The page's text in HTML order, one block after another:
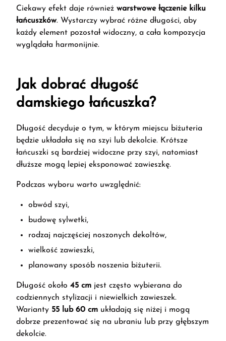
Ciekawy efekt daje również warstwowe łączenie kilku
łańcuszków. Wystarczy wybrać różne długości, aby
każdy element pozostał widoczny, a cała kompozycja
wyglądała harmonijnie.
Jak dobrać długość
damskiego łańcuszka?
Długość decyduje o tym, w którym miejscu biżuteria
będzie układała się na szyi lub dekolcie. Krótsze
łańcuszki są bardziej widoczne przy szyi, natomiast
dłuższe mogą lepiej eksponować zawieszkę.
Podczas wyboru warto uwzględnić:
obwód szyi,
budowę sylwetki,
rodzaj najczęściej noszonych dekoltów,
wielkość zawieszki,
planowany sposób noszenia biżuterii.
Długość około 45 cm jest często wybierana do
codziennych stylizacji i niewielkich zawieszek.
Warianty 55 lub 60 cm układają się niżej i mogą
dobrze prezentować się na ubraniu lub przy głębszym
dekolcie.